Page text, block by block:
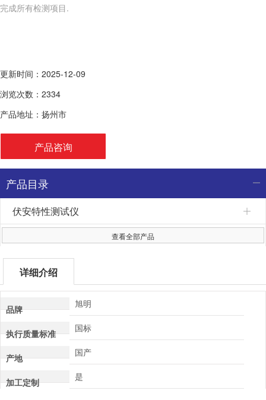
完成所有检测项目.
更新时间：2025-12-09
浏览次数：2334
产品地址：扬州市
产品咨询
产品目录
伏安特性测试仪
查看全部产品
详细介绍
品牌 旭明
执行质量标准 国标
产地 国产
加工定制 是